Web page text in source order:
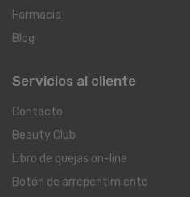
Farmacia
Blog
Servicios al cliente
Contacto
Beauty Club
Libro de quejas on-line
Botón de arrepentimiento